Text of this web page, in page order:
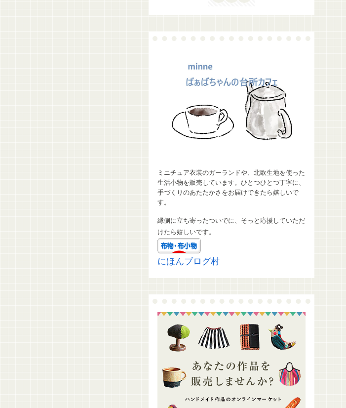
ミニチュア衣装のガーランドや、北欧生地を使った
生活小物を販売しています。ひとつひとつ丁寧に、
手づくりのあたたかさをお届けできたら嬉しいで
す。
縁側に立ち寄ったついでに、そっと応援していただ
けたら嬉しいです。
にほんブログ村